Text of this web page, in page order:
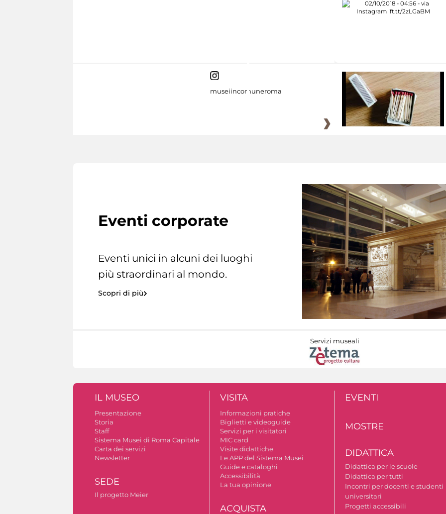
museiincomuneroma
Eventi corporate
Eventi unici in alcuni dei luoghi
più straordinari al mondo.
Scopri di più
Servizi museali
IL MUSEO
Presentazione
Storia
Staff
Sistema Musei di Roma Capitale
Carta dei servizi
Newsletter
SEDE
Il progetto Meier
VISITA
Informazioni pratiche
Biglietti e videoguide
Servizi per i visitatori
MIC card
Visite didattiche
Le APP del Sistema Musei
Guide e cataloghi
Accessibilità
La tua opinione
ACQUISTA
EVENTI
MOSTRE
DIDATTICA
Didattica per le scuole
Didattica per tutti
Incontri per docenti e studenti
universitari
Progetti accessibili